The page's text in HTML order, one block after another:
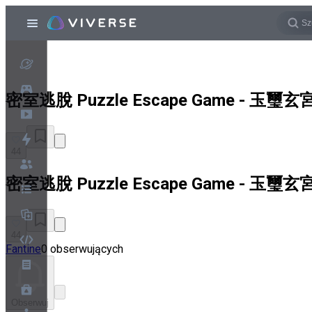
密室逃脫 Puzzle Escape Game - 玉璽玄
密室逃脫 Puzzle Escape Game - 玉璽玄
Fantine0 obserwujących
Obserwuj